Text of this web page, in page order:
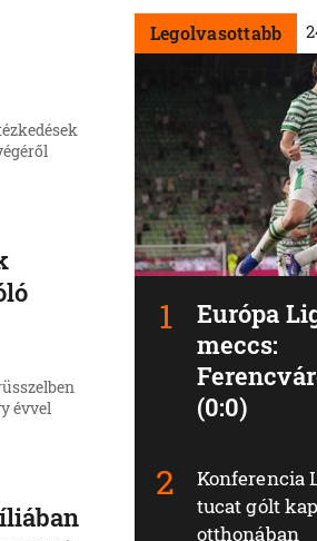
évvel
Legolvasottabb
Európa
meccs:
(0:0)
Konferencia
tucat gólt
otthonában